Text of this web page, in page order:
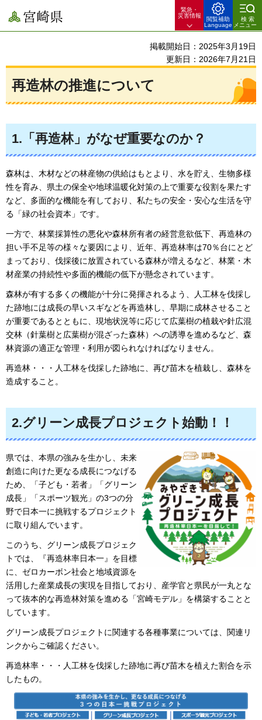
宮崎県
緊急・
災害情報
閲覧補助
Language
検索
メニュー
掲載開始日：2025年3月19日
更新日：2026年7月21日
再造林の推進について
1.「再造林」がなぜ重要なのか？
森林は、木材などの林産物の供給はもとより、水を貯え、生物多様
性を育み、県土の保全や地球温暖化対策の上で重要な役割を果たす
など、多面的な機能を有しており、私たちの安全・安心な生活を守
る「緑の社会資本」です。
一方で、林業採算性の悪化や森林所有者の経営意欲低下、再造林の
担い手不足等の様々な要因により、近年、再造林率は70％台にとど
まっており、伐採後に放置されている森林が増えるなど、林業・木
材産業の持続性や多面的機能の低下が懸念されています。
森林が有する多くの機能が十分に発揮されるよう、人工林を伐採し
た跡地には成長の早いスギなどを再造林し、早期に成林させること
が重要であるとともに、現地状況等に応じて広葉樹の植栽や針広混
交林（針葉樹と広葉樹が混ざった森林）への誘導を進めるなど、森
林資源の適正な管理・利用が図られなければなりません。
再造林・・・人工林を伐採した跡地に、再び苗木を植栽し、森林を
造成すること。
2.グリーン成長プロジェクト始動！！
県では、本県の強みを生かし、未来
創造に向けた更なる成長につなげる
ため、「子ども・若者」「グリーン
成長」「スポーツ観光」の3つの分
野で日本一に挑戦するプロジェクト
に取り組んでいます。
このうち、グリーン成長プロジェク
トでは、『再造林率日本一』を目標
に、ゼロカーボン社会と地域資源を
活用した産業成長の実現を目指しており、産学官と県民が一丸とな
って抜本的な再造林対策を進める「宮崎モデル」を構築することと
しています。
グリーン成長プロジェクトに関連する各種事業については、関連リ
ンクからご確認ください。
再造林率・・・人工林を伐採した跡地に再び苗木を植えた割合を示
したもの。